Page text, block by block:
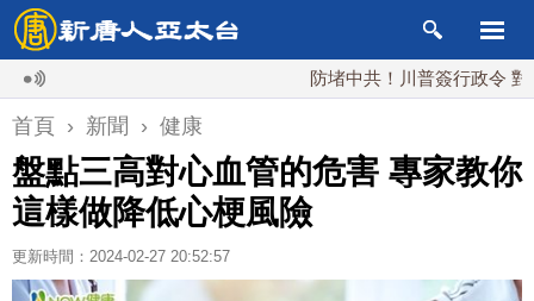
防堵中共！川普簽行政令 對多晶矽課
首頁 › 新聞 › 健康
盤點三高對心血管的危害 專家教你
這樣做降低心梗風險
更新時間：2024-02-27 20:52:57